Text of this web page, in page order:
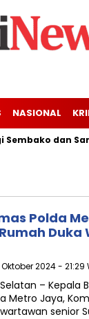
NASIONAL
dan
Polda
2024 - 21:29
– Kepala
Metro Jaya,
senior